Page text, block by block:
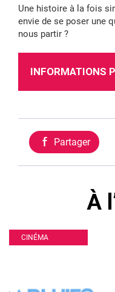
Une histoire à la fois
envie de se poser une
nous partir ?
INFORMATIONS
Partager
À
CINÉMA